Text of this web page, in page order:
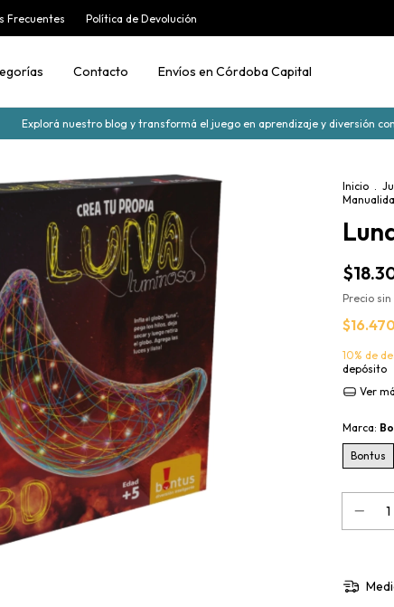
Frecuentes Política de Devolución
Contacto Envíos en Córdoba Capital
Explorá nuestro blog y transformá el juego en aprendizaje y diversión
Inicio .
Precio
10% de
depósito
Ver
Marca:
Bontus